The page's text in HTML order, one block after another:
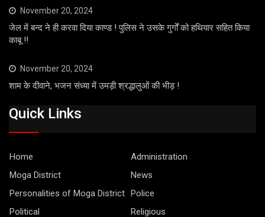
November 20, 2024
जेल में बन्द ने ही करवा दिया काण्ड ! पुलिस ने उसके गुर्गों को हथियार सहित किया
काबू !!
November 20, 2024
शाम के दीवाने, भजन संध्या में उमड़ी श्रद्धालुओं की भीड़ !
Quick Links
Home
Administration
Moga District
News
Personalities of Moga District Police
Political
Religious